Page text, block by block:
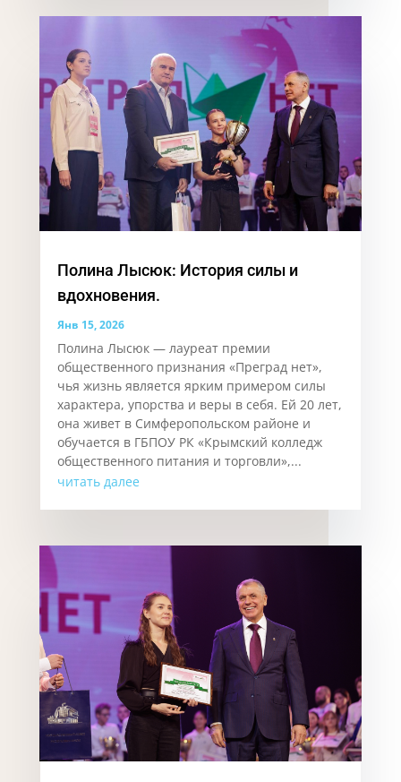
Полина Лысюк: История силы и
вдохновения.
Янв 15, 2026
Полина Лысюк — лауреат премии
общественного признания «Преград нет»,
чья жизнь является ярким примером силы
характера, упорства и веры в себя. Ей 20 лет,
она живет в Симферопольском районе и
обучается в ГБПОУ РК «Крымский колледж
общественного питания и торговли»,...
читать далее